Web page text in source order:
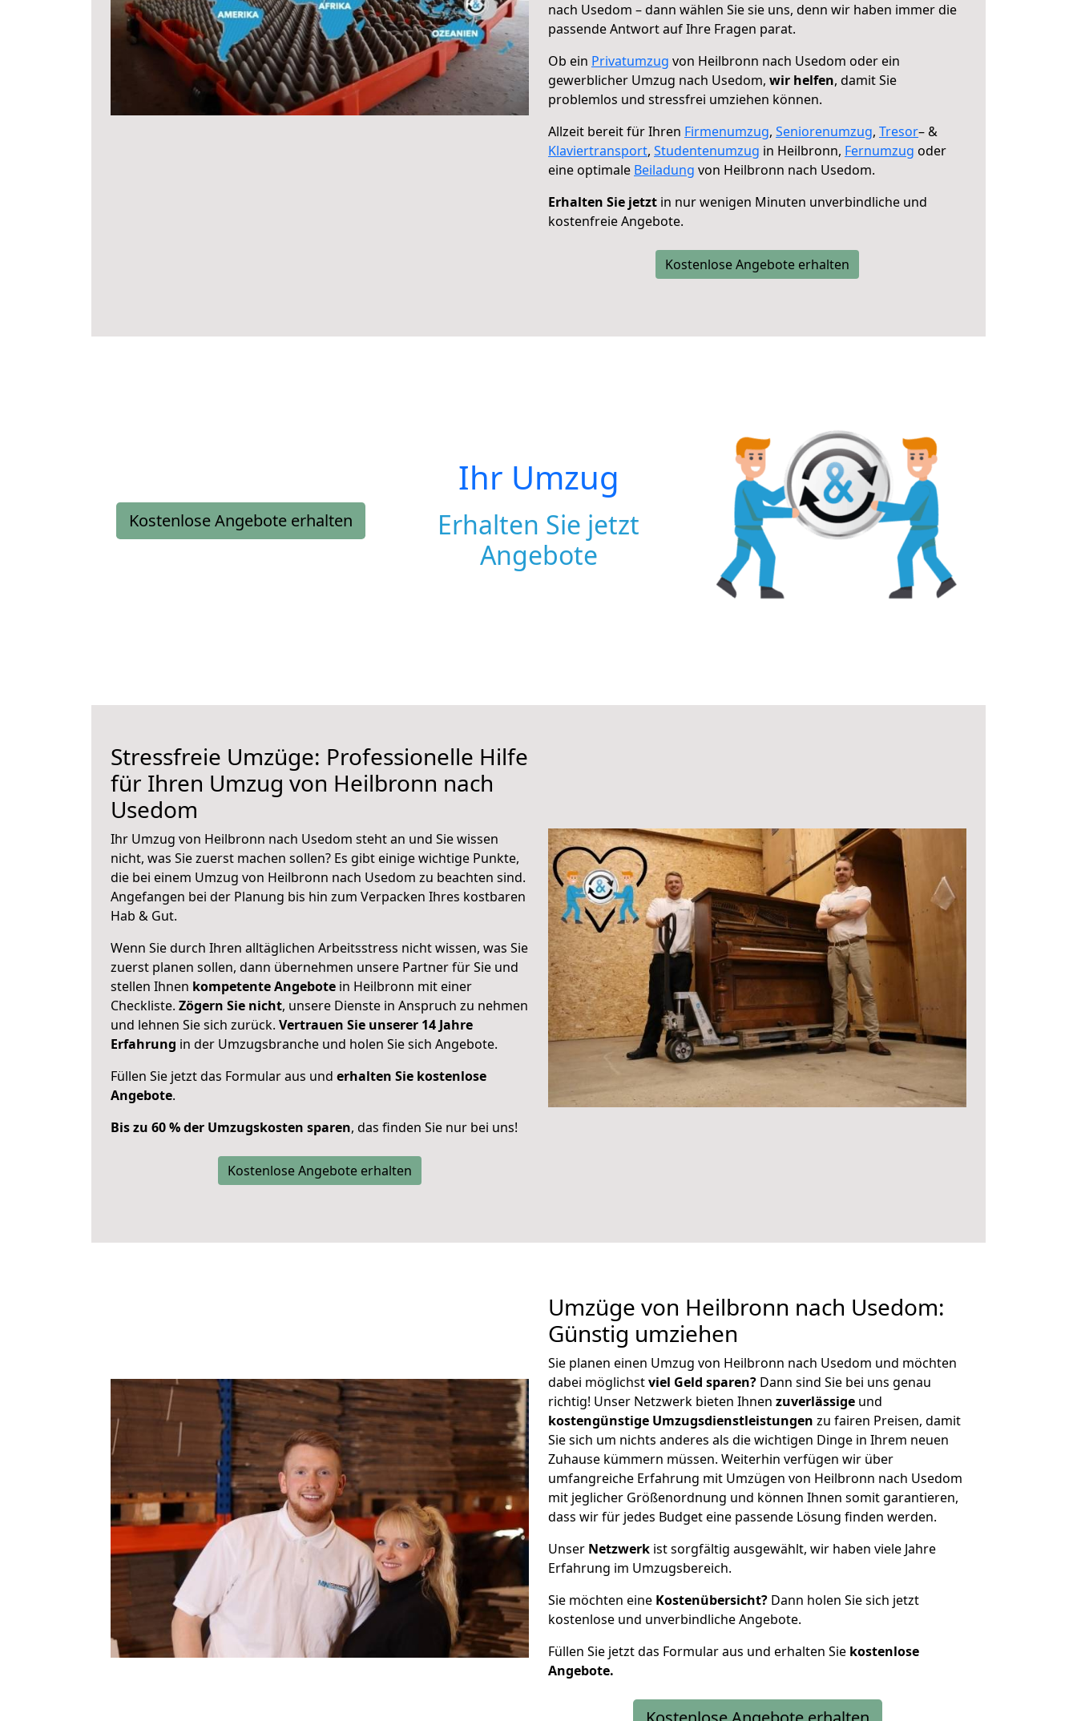
nach Usedom – dann wählen Sie sie uns, denn wir haben immer die
passende Antwort auf Ihre Fragen parat.
Ob ein Privatumzug von Heilbronn nach Usedom oder ein
gewerblicher Umzug nach Usedom, wir helfen, damit Sie
problemlos und stressfrei umziehen können.
Allzeit bereit für Ihren Firmenumzug, Seniorenumzug, Tresor– &
Klaviertransport, Studentenumzug in Heilbronn, Fernumzug oder
eine optimale Beiladung von Heilbronn nach Usedom.
Erhalten Sie jetzt in nur wenigen Minuten unverbindliche und
kostenfreie Angebote.
Kostenlose Angebote erhalten
Kostenlose Angebote erhalten
Ihr Umzug
Erhalten Sie jetzt
Angebote
Stressfreie Umzüge: Professionelle Hilfe
für Ihren Umzug von Heilbronn nach
Usedom
Ihr Umzug von Heilbronn nach Usedom steht an und Sie wissen
nicht, was Sie zuerst machen sollen? Es gibt einige wichtige Punkte,
die bei einem Umzug von Heilbronn nach Usedom zu beachten sind.
Angefangen bei der Planung bis hin zum Verpacken Ihres kostbaren
Hab & Gut.
Wenn Sie durch Ihren alltäglichen Arbeitsstress nicht wissen, was Sie
zuerst planen sollen, dann übernehmen unsere Partner für Sie und
stellen Ihnen kompetente Angebote in Heilbronn mit einer
Checkliste. Zögern Sie nicht, unsere Dienste in Anspruch zu nehmen
und lehnen Sie sich zurück. Vertrauen Sie unserer 14 Jahre
Erfahrung in der Umzugsbranche und holen Sie sich Angebote.
Füllen Sie jetzt das Formular aus und erhalten Sie kostenlose
Angebote.
Bis zu 60 % der Umzugskosten sparen, das finden Sie nur bei uns!
Kostenlose Angebote erhalten
Umzüge von Heilbronn nach Usedom:
Günstig umziehen
Sie planen einen Umzug von Heilbronn nach Usedom und möchten
dabei möglichstviel Geld sparen? Dann sind Sie bei uns genau
richtig! Unser Netzwerk bieten Ihnen zuverlässige und
kostengünstige Umzugsdienstleistungen zu fairen Preisen, damit
Sie sich um nichts anderes als die wichtigen Dinge in Ihrem neuen
Zuhause kümmern müssen. Weiterhin verfügen wir über
umfangreiche Erfahrung mit Umzügen von Heilbronn nach Usedom
mit jeglicher Größenordnung und können Ihnen somit garantieren,
dass wir für jedes Budget eine passende Lösung finden werden.
Unser Netzwerk ist sorgfältig ausgewählt, wir haben viele Jahre
Erfahrung im Umzugsbereich.
Sie möchten eine Kostenübersicht? Dann holen Sie sich jetzt
kostenlose und unverbindliche Angebote.
Füllen Sie jetzt das Formular aus und erhalten Sie kostenlose
Angebote.